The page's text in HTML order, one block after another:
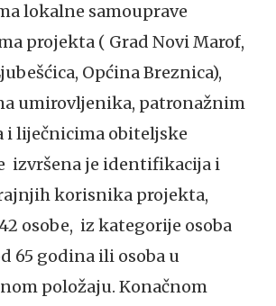
lokalne samouprave
projekta ( Grad Novi Marof,
Općina Breznica),
umirovljenika, patronažnim
i liječnicima obiteljske
izvršena je identifikacija i
korisnika projekta,
osobe, iz kategorije osoba
65 godina ili osoba u
položaju. Konačnom